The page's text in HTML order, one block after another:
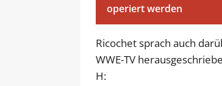
operiert werden
Ricochet sprach auch
WWE-TV
H: